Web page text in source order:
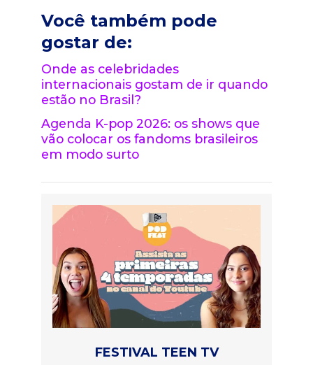
Você também pode
gostar de:
Onde as celebridades
internacionais gostam de ir quando
estão no Brasil?
Agenda K-pop 2026: os shows que
vão colocar os fandoms brasileiros
em modo surto
FESTIVAL TEEN TV